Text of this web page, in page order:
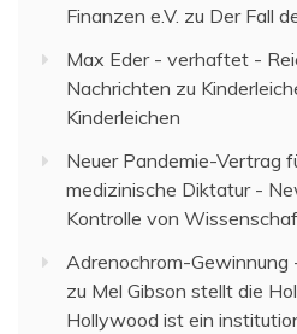
Finanzen e.V. zu Der Fall
Max Eder - verhaftet -
Nachrichten zu
Kinderleichen
Neuer Pandemie-Vertrag
medizinische Diktatur -
Kontrolle von
Adrenochrom-
zu Mel Gibson stellt die
Hollywood ist ein